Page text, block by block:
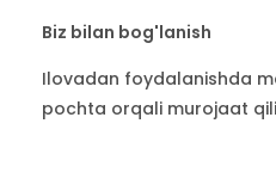
Biz bilan bog'lanish
Ilovadan foydalanishda
pochta orqali murojaat